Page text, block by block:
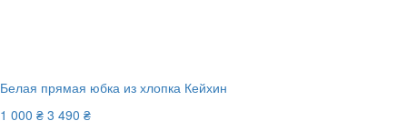
Белая прямая юбка из хлопка Кейхин
1 000 ₴ 3 490 ₴